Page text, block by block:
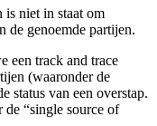
is niet in staat om
de genoemde partijen.
een track and trace
(waaronder de
status van een overstap.
“single source of